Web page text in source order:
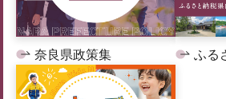
奈良県政策集 ふる